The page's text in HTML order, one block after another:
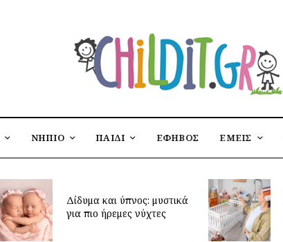
ΝΗΠΙΟ ΠΑΙΔΙ ΕΦΗΒΟΣ ΕΜΕΙΣ
Δίδυμα και ύπνος: μυστικά
για πιο ήρεμες νύχτες